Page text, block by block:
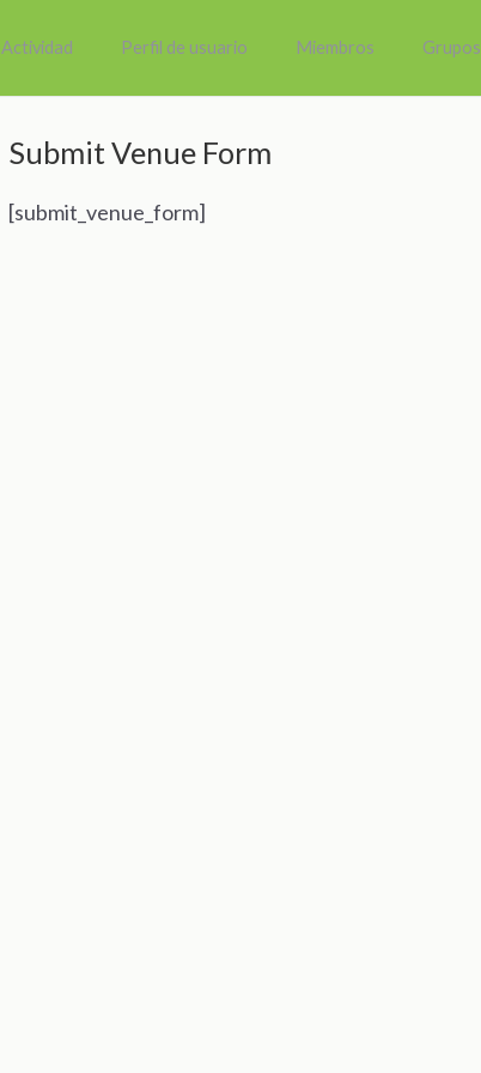
Actividad Perfil de usuario Miembros Grupos
Submit Venue Form
[submit_venue_form]